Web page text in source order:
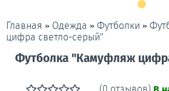
Главная » Одежда » Футболки »
цифра светло-серый"
Футболка "Камуфляж